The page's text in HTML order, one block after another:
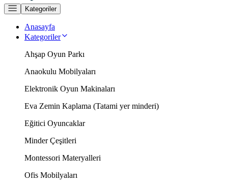
Kategoriler
Anasayfa
Kategoriler
Ahşap Oyun Parkı
Anaokulu Mobilyaları
Elektronik Oyun Makinaları
Eva Zemin Kaplama (Tatami yer minderi)
Eğitici Oyuncaklar
Minder Çeşitleri
Montessori Materyalleri
Ofis Mobilyaları